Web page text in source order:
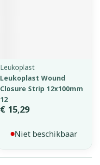
Leukoplast
Leukoplast Wound
Closure Strip 12x100mm
12
€ 15,29
Niet beschikbaar